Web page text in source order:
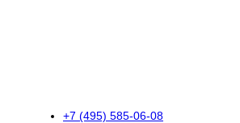
+7 (495) 585-06-08